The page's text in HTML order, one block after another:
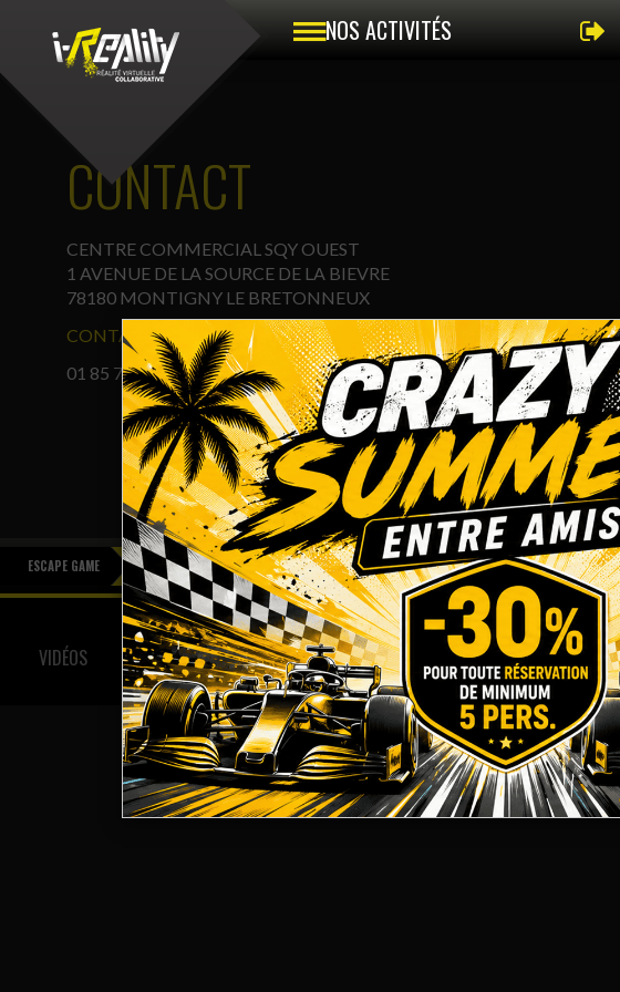
NOS ACTIVITÉS
CONTACT
CENTRE COMMERCIAL SQY OUEST
1 AVENUE DE LA SOURCE DE LA BIEVRE
78180 MONTIGNY LE BRETONNEUX
CONTACT@I-WAY.FR
01 85 76 78 80
ESCAPE GAME CONTACT
VIDÉOS PHOTOS CONTACT MENTIONS LÉGALES RECRUTEMENT